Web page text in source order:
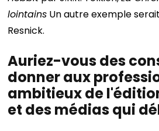
lointains Un autre exemple
Resnick.
Auriez-vous des
donner aux
ambitieux de
et des médias qui